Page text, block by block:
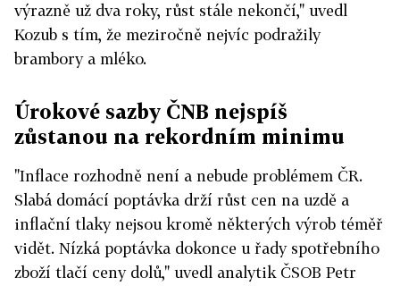
výrazně už dva roky, růst stále nekončí," uvedl
Kozub s tím, že meziročně nejvíc podražily
brambory a mléko.
Úrokové sazby ČNB nejspíš
zůstanou na rekordním minimu
"Inflace rozhodně není a nebude problémem ČR.
Slabá domácí poptávka drží růst cen na uzdě a
inflační tlaky nejsou kromě některých výrob téměř
vidět. Nízká poptávka dokonce u řady spotřebního
zboží tlačí ceny dolů," uvedl analytik ČSOB Petr